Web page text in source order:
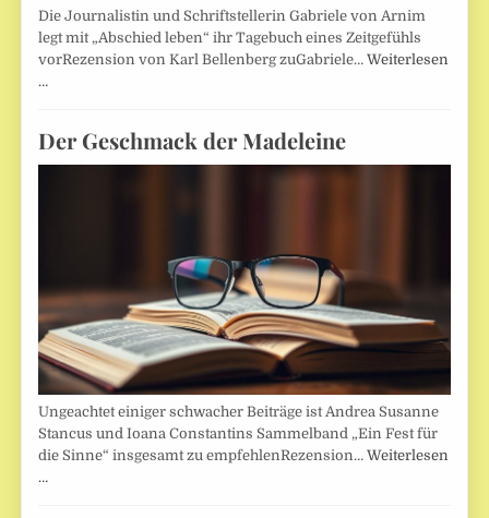
Die Journalistin und Schriftstellerin Gabriele von Arnim
legt mit „Abschied leben“ ihr Tagebuch eines Zeitgefühls
vorRezension von Karl Bellenberg zuGabriele…Weiterlesen
…
Der Geschmack der Madeleine
Ungeachtet einiger schwacher Beiträge ist Andrea Susanne
Stancus und Ioana Constantins Sammelband „Ein Fest für
die Sinne“ insgesamt zu empfehlenRezension…Weiterlesen
…